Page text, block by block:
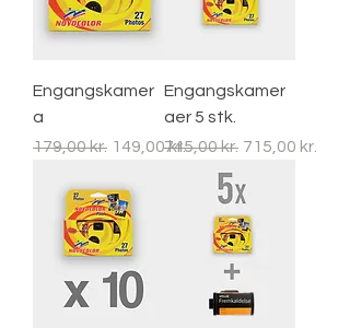
Engangskamer
a
Regulær pris
179,00 kr. Salgspris
149,00 kr.
Engangskamer
aer 5 stk.
Regulær pris
745,00 kr. Salgspris
715,00 kr.